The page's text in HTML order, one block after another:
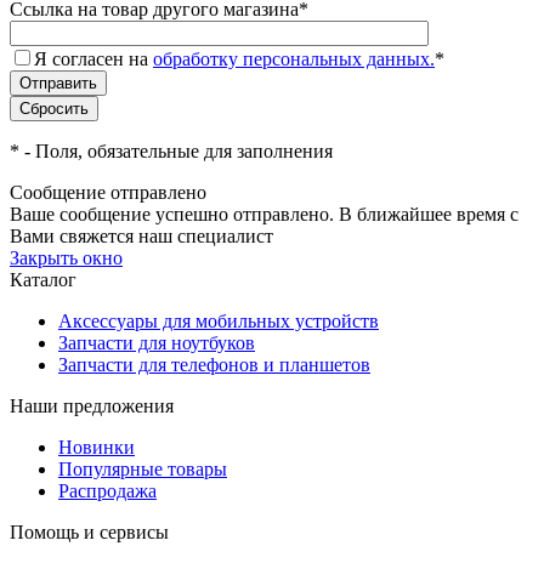
Ссылка на товар другого магазина*
Я согласен на обработку персональных данных.*
* - Поля, обязательные для заполнения
Сообщение отправлено
Ваше сообщение успешно отправлено. В ближайшее время с
Вами свяжется наш специалист
Закрыть окно
Каталог
Аксессуары для мобильных устройств
Запчасти для ноутбуков
Запчасти для телефонов и планшетов
Наши предложения
Новинки
Популярные товары
Распродажа
Помощь и сервисы